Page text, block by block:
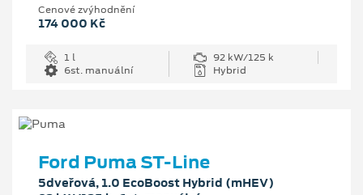
Cenové zvýhodnění
174 000 Kč
1 l
92 kW/125 k
6st. manuální
Hybrid
Ford Puma ST-Line
5dveřová, 1.0 EcoBoost Hybrid (mHEV)